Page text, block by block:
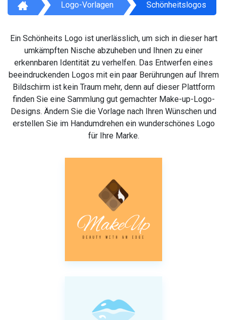
Logo-Vorlagen Schönheitslogos
Ein Schönheits Logo ist unerlässlich, um sich in dieser hart
umkämpften Nische abzuheben und Ihnen zu einer
erkennbaren Identität zu verhelfen. Das Entwerfen eines
beeindruckenden Logos mit ein paar Berührungen auf Ihrem
Bildschirm ist kein Traum mehr, denn auf dieser Plattform
finden Sie eine Sammlung gut gemachter Make-up-Logo-
Designs. Ändern Sie die Vorlage nach Ihren Wünschen und
erstellen Sie im Handumdrehen ein wunderschönes Logo
für Ihre Marke.